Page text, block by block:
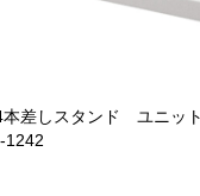
本差しスタンド ユニッ